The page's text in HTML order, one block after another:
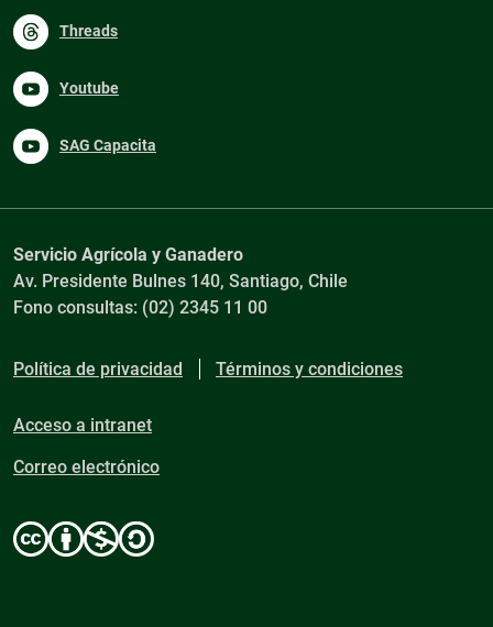
Threads
Youtube
SAG Capacita
Servicio Agrícola y Ganadero
Av. Presidente Bulnes 140, Santiago, Chile
Fono consultas: (02) 2345 11 00
Política de privacidad Términos y condiciones
Acceso a intranet
Correo electrónico